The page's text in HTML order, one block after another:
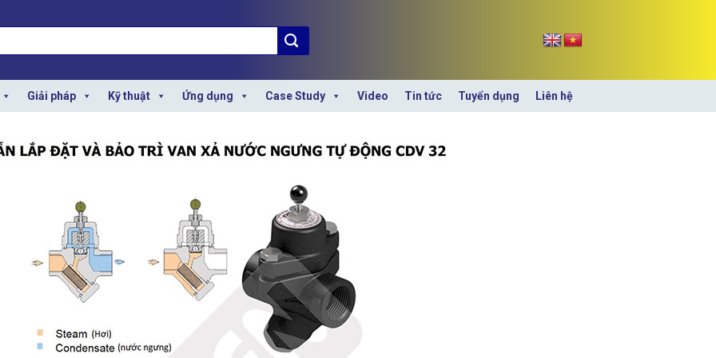
Giải pháp Kỹ thuật Ứng dụng Case Study Video Tin tức Tuyển dụng Liên hệ